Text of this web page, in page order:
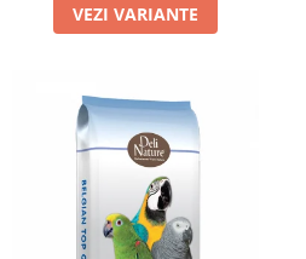
VEZI VARIANTE